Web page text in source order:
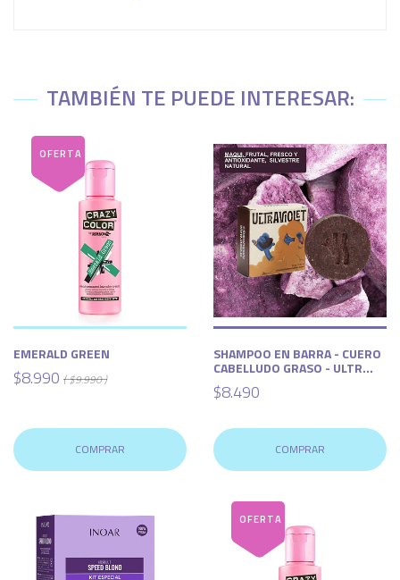
TAMBIÉN TE PUEDE INTERESAR:
EMERALD GREEN
$8.990 ( $9.990 )
COMPRAR
SHAMPOO EN BARRA - CUERO
CABELLUDO GRASO - ULTR...
$8.490
COMPRAR